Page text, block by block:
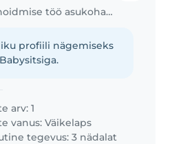
Lapsehoidmise töö asukohas Võibla
profiili nägemiseks
arv: 1
vanus:Väikelaps
tegevus: 3 nädalat